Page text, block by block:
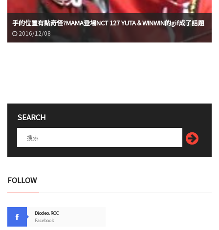
手的位置有點奇怪?MAMA登場NCT 127 YUTA＆WINWIN的gif成了話題
2016/12/08
SEARCH
FOLLOW
Diodeo.ROC
Facebook